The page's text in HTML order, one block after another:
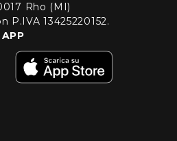
Rho (MI)
P.IVA 13425220152.